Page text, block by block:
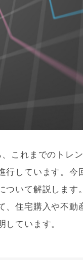
これまでのトレ
行しています。
ついて解説しま
、住宅購入や不動
しています。